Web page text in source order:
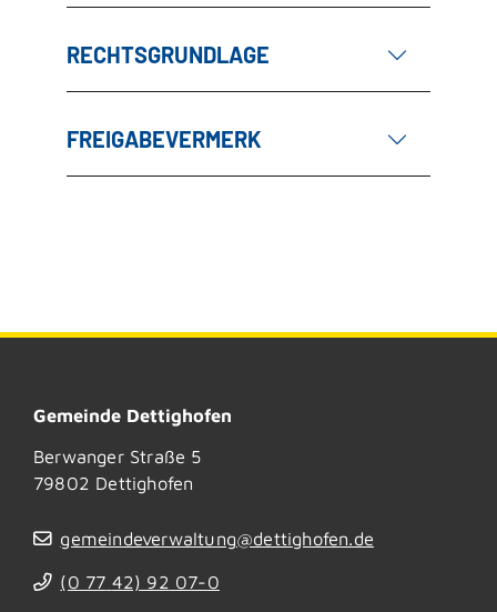
RECHTSGRUNDLAGE
FREIGABEVERMERK
Gemeinde Dettighofen
Berwanger Straße 5
79802 Dettighofen
gemeindeverwaltung@dettighofen.de
(0 77 42) 92 07-0